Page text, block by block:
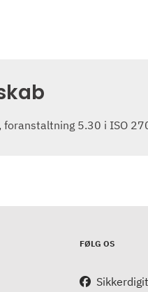
foranstaltning 5.30 i ISO
FØLG OS